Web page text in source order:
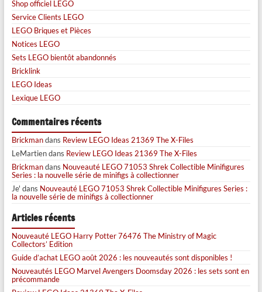
Shop officiel LEGO
Service Clients LEGO
LEGO Briques et Pièces
Notices LEGO
Sets LEGO bientôt abandonnés
Bricklink
LEGO Ideas
Lexique LEGO
Commentaires récents
Brickmandans Review LEGO Ideas 21369 The X-Files
LeMartiendans Review LEGO Ideas 21369 The X-Files
Brickmandans Nouveauté LEGO 71053 Shrek Collectible Minifigures
Series : la nouvelle série de minifigs à collectionner
Je' dans Nouveauté LEGO 71053 Shrek Collectible Minifigures Series :
la nouvelle série de minifigs à collectionner
Articles récents
Nouveauté LEGO Harry Potter 76476 The Ministry of Magic
Collectors’ Edition
Guide d’achat LEGO août 2026 : les nouveautés sont disponibles !
Nouveautés LEGO Marvel Avengers Doomsday 2026 : les sets sont en
précommande